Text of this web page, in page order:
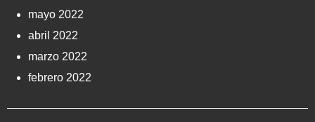
mayo 2022
abril 2022
marzo 2022
febrero 2022